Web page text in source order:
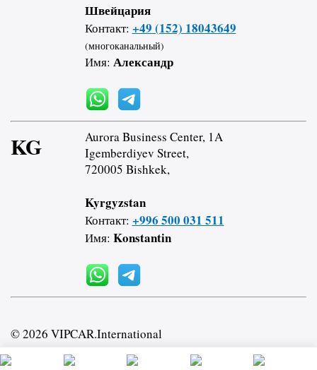
Швейцария
Контакт: +49 (152) 18043649
(многоканальный)
Имя: Александр
KG
Aurora Business Center, 1A
Igemberdiyev Street,
720005 Bishkek,
Kyrgyzstan
Контакт: +996 500 031 511
Имя: Konstantin
© 2026 VIPCAR.International